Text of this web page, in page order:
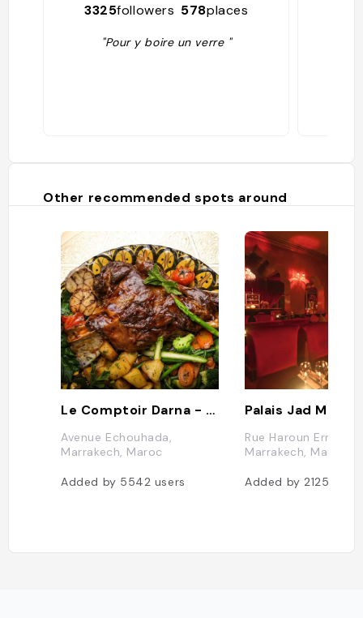
3325followers 578places
"Pour y boire un verre "
Other recommended spots around
Le Comptoir Darna - Restaurant Marrakech
Avenue Echouhada,
Marrakech, Maroc
Added by 5542 users
Palais Jad Mahal
Rue Haroun
Marrakech, Maroc
Added by2125